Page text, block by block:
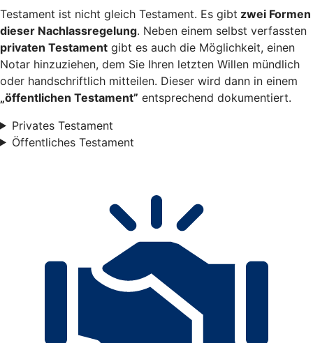
Testament ist nicht gleich Testament. Es gibt zwei Formen
dieser Nachlassregelung. Neben einem selbst verfassten
privaten Testament gibt es auch die Möglichkeit, einen
Notar hinzuziehen, dem Sie Ihren letzten Willen mündlich
oder handschriftlich mitteilen. Dieser wird dann in einem
„öffentlichen Testament” entsprechend dokumentiert.
Privates Testament
Öffentliches Testament